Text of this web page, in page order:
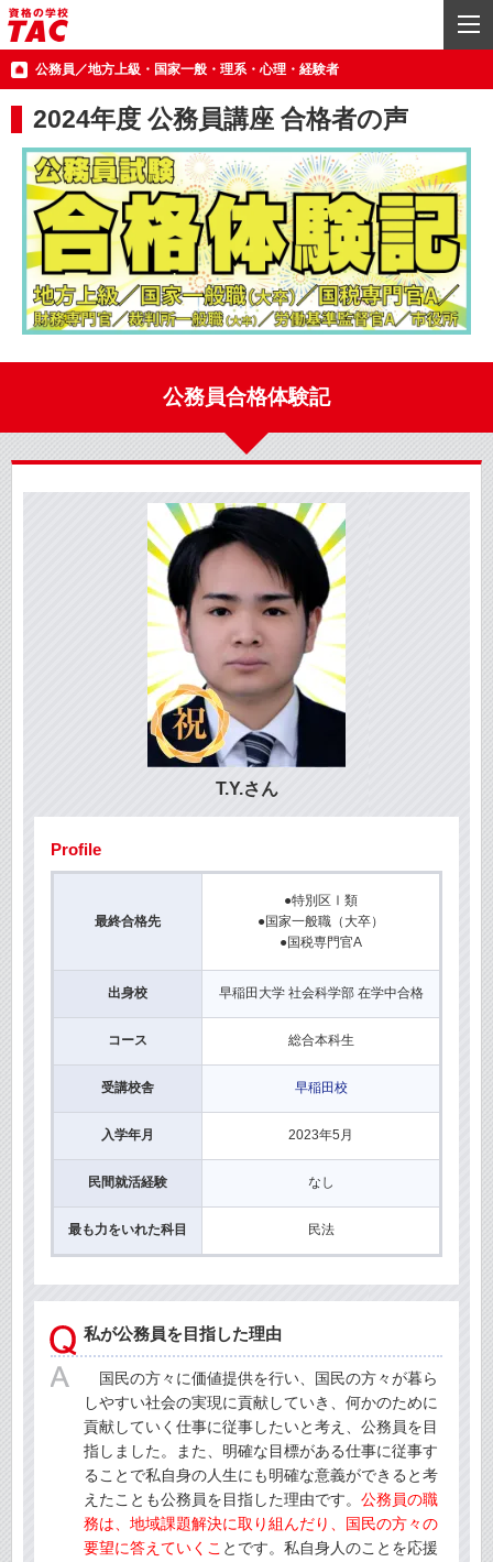
公務員／地方上級・国家一般・理系・心理・経験者
2024年度 公務員講座 合格者の声
公務員合格体験記
T.Y.さん
Profile
最終合格先
●特別区Ⅰ類
●国家一般職（大卒）
●国税専門官A
出身校 早稲田大学 社会科学部 在学中合格
コース 総合本科生
受講校舎 早稲田校
入学年月 2023年5月
民間就活経験 なし
最も力をいれた科目 民法
私が公務員を目指した理由
国民の方々に価値提供を行い、国民の方々が暮ら
しやすい社会の実現に貢献していき、何かのために
貢献していく仕事に従事したいと考え、公務員を目
指しました。また、明確な目標がある仕事に従事す
ることで私自身の人生にも明確な意義ができると考
えたことも公務員を目指した理由です。 公務員の職
務は、地域課題解決に取り組んだり、国民の方々の
要望に答えていくこ とです。私自身人のことを応援